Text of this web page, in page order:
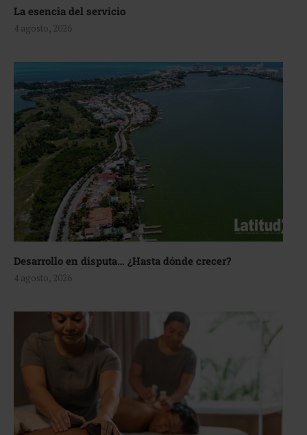
La esencia del servicio
4 agosto, 2026
Desarrollo en disputa… ¿Hasta dónde crecer?
4 agosto, 2026